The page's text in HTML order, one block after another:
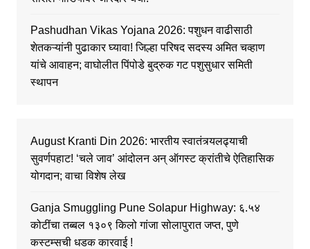
Pashudhan Vikas Yojana 2026: पशुधन वाढीसाठी
शेतकऱ्यांनी पुढाकार घ्यावा! जिल्हा परिषद सदस्य अमित चव्हाण
यांचे आवाहन; वाघोलीत पिंपोडे बुद्रुक गट पशुसुधार समिती
स्थापन
August Kranti Din 2026: भारतीय स्वातंत्र्यलढ्याची
सुवर्णपहाट! ‘चले जाव’ आंदोलन अन् ऑगस्ट क्रांतीचे ऐतिहासिक
योगदान; वाचा विशेष लेख
Ganja Smuggling Pune Solapur Highway: ६.५४
कोटींचा तब्बल १३०९ किलो गांजा सोलापुरात जप्त, पुणे
कस्टम्सची धडक कारवाई !